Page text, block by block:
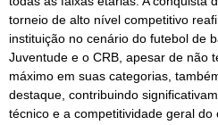
torneio de alto nível competitivo
instituição no cenário do futebol de
Juventude e o CRB, apesar de não
máximo em suas categorias,
destaque, contribuindo
técnico e a competitividade geral do